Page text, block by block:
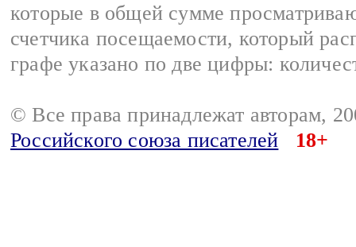
которые в общей сумме
счетчика посещаемости, который
графе указано по две цифры:
© Все права принадлежат авторам,
Российского союза писателей
18+